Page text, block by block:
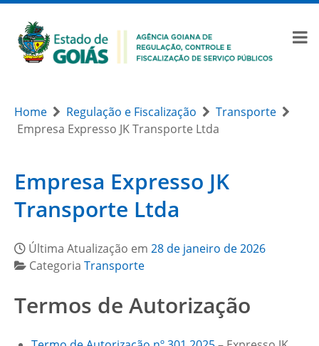
Home Regulação e Fiscalização
Transporte
Empresa Expresso JK Transporte Ltda
Empresa Expresso JK
Transporte Ltda
Última Atualização em 28 de janeiro de 2026
Categoria Transporte
Termos de Autorização